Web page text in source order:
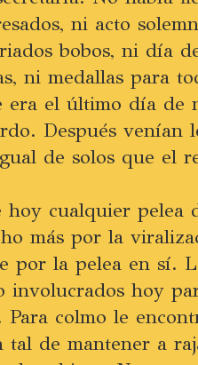
ni acto
bobos, ni día
ni medallas para
era el último día de
Después venían
de solos que el
hoy cualquier pelea
más por la
por la pelea en sí.
involucrados hoy
Para colmo le
tal de mantener a